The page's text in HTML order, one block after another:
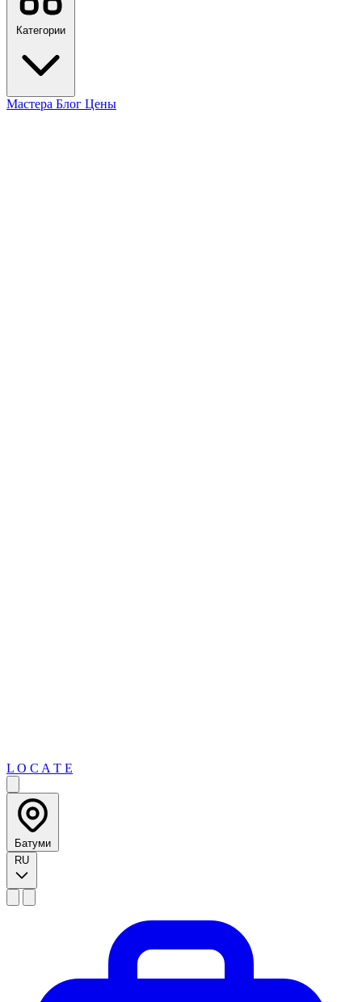
Категории
Мастера Блог Цены
L O C A T E
Батуми
RU